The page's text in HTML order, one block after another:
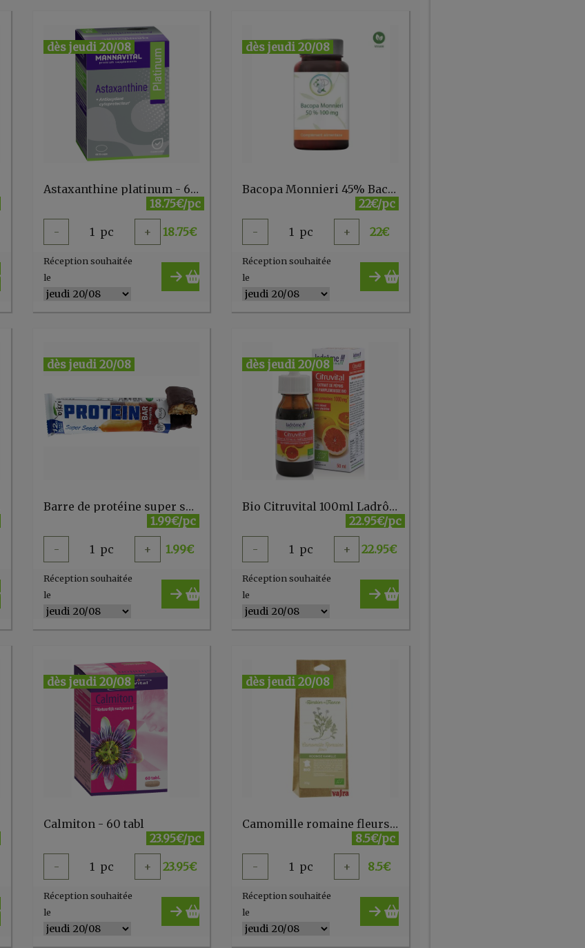
dès jeudi 20/08
Astaxanthine platinum - 60 V-caps
18.75€/pc
- 1 pc + 18.75€
Réception souhaitée
le
dès jeudi 20/08
Bacopa Monnieri 45% Bacósidos 60 gel - Planticinal
22€/pc
- 1 pc + 22€
Réception souhaitée
le
dès jeudi 20/08
Barre de protéine super seeds + chocolat noir - 65 gr
1.99€/pc
- 1 pc + 1.99€
Réception souhaitée
le
dès jeudi 20/08
Bio Citruvital 100ml Ladrôme (extrait de pépins de pamplemousse)
22.95€/pc
- 1 pc + 22.95€
Réception souhaitée
le
dès jeudi 20/08
Calmiton - 60 tabl
23.95€/pc
- 1 pc + 23.95€
Réception souhaitée
le
dès jeudi 20/08
Camomille romaine fleurs 20g Herbier de France
8.5€/pc
- 1 pc + 8.5€
Réception souhaitée
le